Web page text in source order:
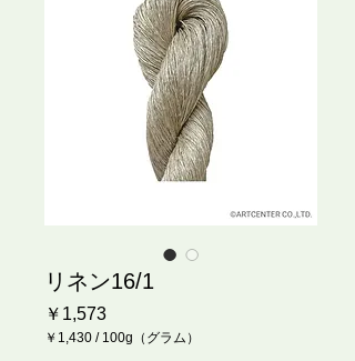
リネン16/1
￥1,573価
格
￥1,430 / 100g（グラム）